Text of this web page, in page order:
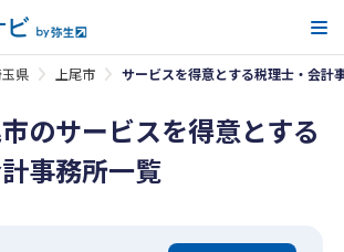
県 上尾市 サービスを得意とする税理士・会計
のサービスを得意とする
事務所一覧